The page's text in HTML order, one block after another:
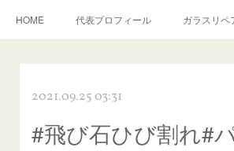
HOME 代表プロフィール ガラスリペ
飛び石施工料金について
当店へのアクセス 建築ガラスキズ取り・研
2021.09.25 03:31
#飛び石ひび割れ#